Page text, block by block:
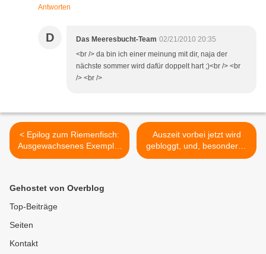
Antworten
D Das Meeresbucht-Team 02/21/2010 20:35
<br /> da bin ich einer meinung mit dir, naja der
nächste sommer wird dafür doppelt hart ;)<br /> <br
/> <br />
< Epilog zum Riemenfisch:
Ausgewachsenes Exemplar
gefilmt
Auszeit vorbei jetzt wird
gebloggt, und, besonderes
Lob! >
Gehostet von Overblog
Top-Beiträge
Seiten
Kontakt